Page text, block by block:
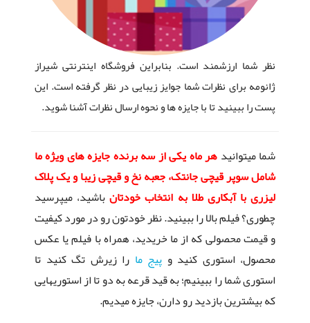
نظر شما ارزشمند است. بنابراین فروشگاه اینترنتی شیراز
ژانومه برای نظرات شما جوایز زیبایی در نظر گرفته است. این
پست را ببینید تا با جایزه ها و نحوه ارسال نظرات آشنا شوید.
شما میتوانیدهر ماه یکی از سه برنده جایزه های ویژه ما
شامل سوپر قیچی جانتک، جعبه نخ و قیچی زیبا و یک پلاک
لیزری با آبکاری طلا به انتخاب خودتانباشید، میپرسید
چطوری؟ فیلم بالا را ببینید. نظر خودتون رو در مورد کیفیت
و قیمت محصولی که از ما خریدید، همراه با فیلم یا عکس
محصول، استوری کنید و پیج ما را زیرش تگ کنید تا
استوری شما را ببینیم؛ به قید قرعه به دو تا از استوریهایی
که بیشترین بازدید رو دارن، جایزه میدیم.